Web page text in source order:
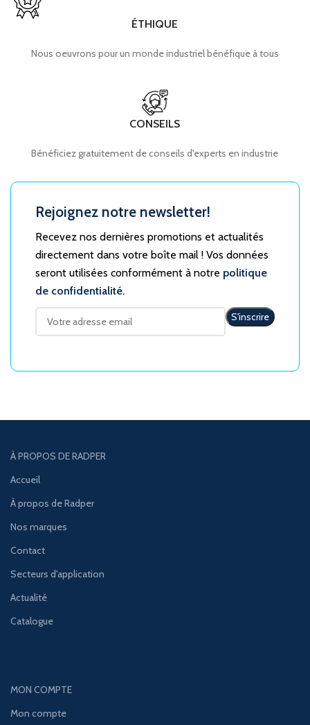
ÉTHIQUE
Nous oeuvrons pour un monde industriel bénéfique à tous
CONSEILS
Bénéficiez gratuitement de conseils d'experts en industrie
Rejoignez notre newsletter!
Recevez nos dernières promotions et actualités
directement dans votre boîte mail ! Vos données
seront utilisées conformément à notre politique
de confidentialité.
À PROPOS DE RADPER
Accueil
À propos de Radper
Nos marques
Contact
Secteurs d'application
Actualité
Catalogue
MON COMPTE
Mon compte